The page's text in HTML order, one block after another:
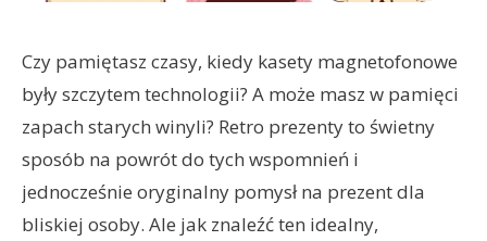
Czy pamiętasz czasy, kiedy kasety magnetofonowe
były szczytem technologii? A może masz w pamięci
zapach starych winyli? Retro prezenty to świetny
sposób na powrót do tych wspomnień i
jednocześnie oryginalny pomysł na prezent dla
bliskiej osoby. Ale jak znaleźć ten idealny,